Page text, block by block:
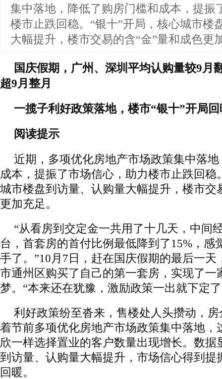
集中落地，降低了购房门槛和成本，提振
楼市止跌回稳。“银十”开局，核心城市楼
大幅提升，楼市交易的含“金”量和成色更
国庆假期，广州、深圳平均认购量较9月
超9月整月
一揽子利好政策落地，楼市“银十”开局回
阅读提示
近期，多项优化房地产市场政策集中落
成本，提振了市场信心，助力楼市止跌回稳
城市楼盘到访量、认购量大幅提升，楼市交
更加充足。
“从看房到交定金一共用了十几天，中间
台，首套房的首付比例最低降到了15%，感
手了。”10月7日，赶在国庆假期的最后一天
市通州区购买了自己的第一套房，实现了一
梦。“本来还在犹豫，激励政策一出就下定
利好政策纷至沓来，售楼处人头攒动，
着节前多项优化房地产市场政策集中落地，
欣一样选择置业的客户数量出现增长。数据
到访量、认购量大幅提升，市场信心得到提
回暖。